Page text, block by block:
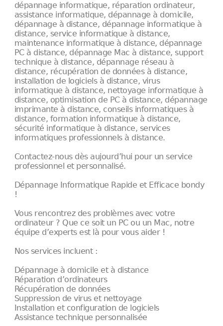
dépannage informatique, réparation ordinateur,
assistance informatique, dépannage à domicile,
dépannage à distance, dépannage informatique à
distance, service informatique à distance,
maintenance informatique à distance, dépannage
PC à distance, dépannage Mac à distance, support
technique à distance, dépannage réseau à
distance, récupération de données à distance,
installation de logiciels à distance, virus
informatique à distance, nettoyage informatique à
distance, optimisation de PC à distance, dépannage
imprimante à distance, conseils informatiques à
distance, formation informatique à distance,
sécurité informatique à distance, services
informatiques professionnels à distance.
Contactez-nous dès aujourd’hui pour un service
professionnel et personnalisé.
Dépannage Informatique Rapide et Efficace bondy
!
Vous rencontrez des problèmes avec votre
ordinateur ? Que ce soit un PC ou un Mac, notre
équipe d’experts est là pour vous aider !
Nos services incluent :
Dépannage à domicile et à distance
Réparation d’ordinateurs
Récupération de données
Suppression de virus et nettoyage
Installation et configuration de logiciels
Assistance technique personnalisée